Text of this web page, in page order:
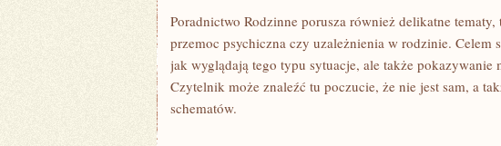
Poradnictwo Rodzinne porusza również delikatne
przemoc psychiczna czy uzależnienia w rodzinie.
jak wyglądają tego typu sytuacje, ale także pokazywanie
Czytelnik może znaleźć tu poczucie, że nie jest sam, a
schematów.